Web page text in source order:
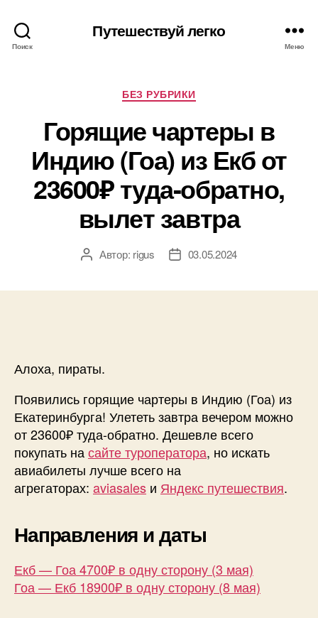
Поиск
Путешествуй легко
Меню
Рубрики
БЕЗ РУБРИКИ
Горящие чартеры в
Индию (Гоа) из Екб от
23600₽ туда-обратно,
вылет завтра
АвторАвтор: rigus
Дата03.05.2024
Алоха, пираты.
Появились горящие чартеры в Индию (Гоа) из
Екатеринбурга! Улететь завтра вечером можно
от 23600₽ туда-обратно. Дешевле всего
покупать насайте туроператора, но искать
авиабилеты лучше всего на
агрегаторах: aviasales и Яндекс путешествия.
Направления и даты
Екб — Гоа 4700₽ в одну сторону (3 мая)
Гоа — Екб 18900₽ в одну сторону (8 мая)